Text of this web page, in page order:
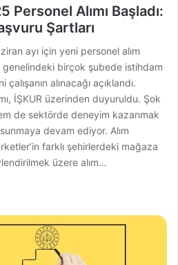
Personel Alımı Başladı:
Şartları
ayı için yeni personel alım
genelindeki birçok şubede istihdam
alınacağı açıklandı.
İŞKUR üzerinden duyuruldu. Şok
de sektörde deneyim kazanmak
devam ediyor. Alım
farklı şehirlerdeki mağaza
üzere alım…